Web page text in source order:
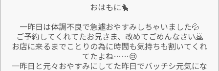
おはもに🐤
一昨日は体調不良で急遽おやすみしちゃいました💦
ご予約してくれてたお兄さま、改めてごめんなさい🙇
お店に来るまでことりの為に時間も気持ちも割いてくれ
てたよね……😢
一昨日と元々おやすみにしてた昨日でバッチシ元気にな